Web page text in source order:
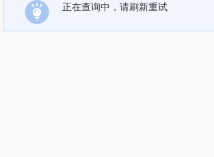
正在查询中，请刷新重试